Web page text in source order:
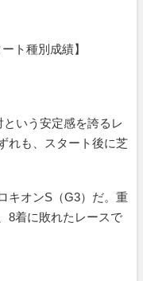
ト種別成績】
いう安定感を誇るレ
れも、スタート後に芝
キオンS（G3）だ。重
8着に敗れたレースで